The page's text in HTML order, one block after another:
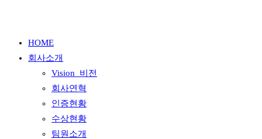
HOME
회사소개
Vision_비전
회사연혁
인증현황
수상현황
팀원소개